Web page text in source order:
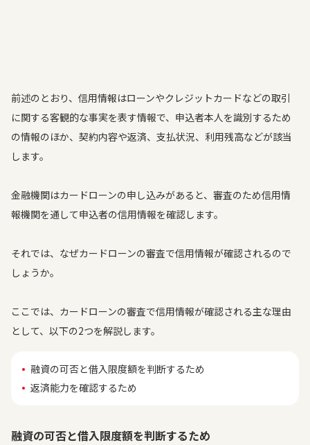
前述のとおり、信用情報はローンやクレジットカードなどの取引
に関する客観的な事実を表す情報で、申込者本人を識別するため
の情報のほか、契約内容や返済、支払状況、利用残高などが該当
します。
金融機関はカードローンの申し込みがあると、審査のため信用情
報機関を通して申込者の信用情報を確認します。
それでは、なぜカードローンの審査で信用情報が確認されるので
しょうか。
ここでは、カードローンの審査で信用情報が確認される主な理由
として、以下の2つを解説します。
融資の可否と借入限度額を判断するため
返済能力を確認するため
融資の可否と借入限度額を判断するため